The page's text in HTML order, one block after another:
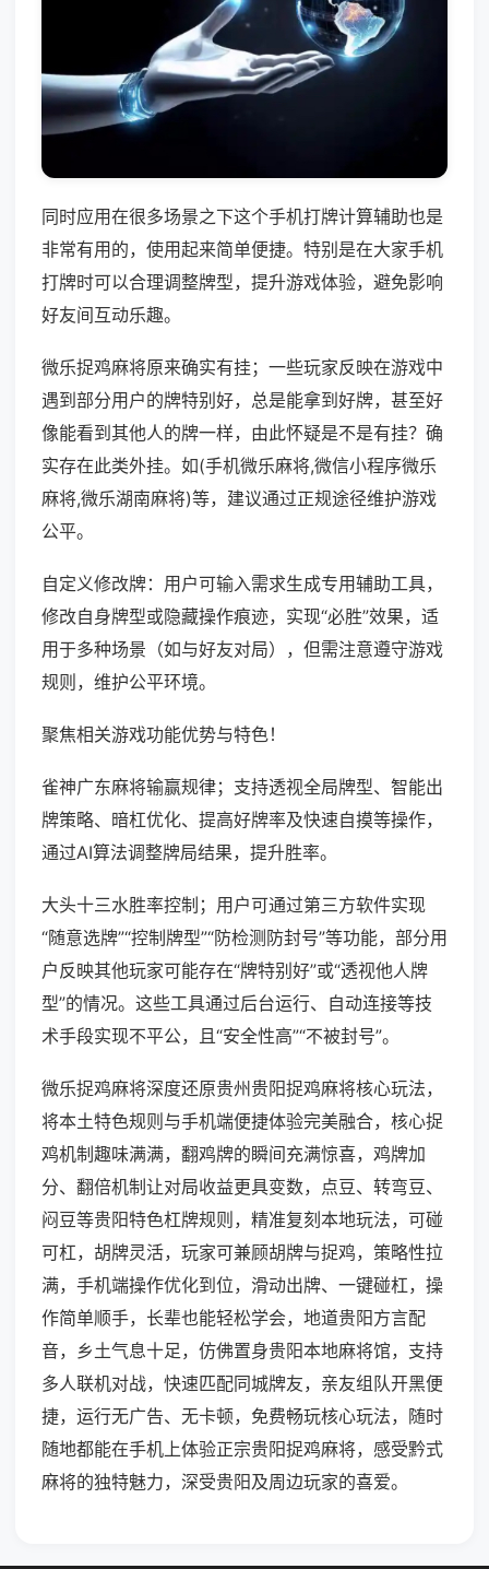
同时应用在很多场景之下这个手机打牌计算辅助也是
非常有用的，使用起来简单便捷。特别是在大家手机
打牌时可以合理调整牌型，提升游戏体验，避免影响
好友间互动乐趣。
微乐捉鸡麻将原来确实有挂；一些玩家反映在游戏中
遇到部分用户的牌特别好，总是能拿到好牌，甚至好
像能看到其他人的牌一样，由此怀疑是不是有挂？确
实存在此类外挂。如(手机微乐麻将,微信小程序微乐
麻将,微乐湖南麻将)等，建议通过正规途径维护游戏
公平。
自定义修改牌：用户可输入需求生成专用辅助工具，
修改自身牌型或隐藏操作痕迹，实现“必胜”效果，适
用于多种场景（如与好友对局），但需注意遵守游戏
规则，维护公平环境。
聚焦相关游戏功能优势与特色！
雀神广东麻将输赢规律；支持透视全局牌型、智能出
牌策略、暗杠优化、提高好牌率及快速自摸等操作，
通过AI算法调整牌局结果，提升胜率。
大头十三水胜率控制；用户可通过第三方软件实现
“随意选牌”“控制牌型”“防检测防封号”等功能，部分用
户反映其他玩家可能存在“牌特别好”或“透视他人牌
型”的情况。这些工具通过后台运行、自动连接等技
术手段实现不平公，且“安全性高”“不被封号”。
微乐捉鸡麻将深度还原贵州贵阳捉鸡麻将核心玩法，
将本土特色规则与手机端便捷体验完美融合，核心捉
鸡机制趣味满满，翻鸡牌的瞬间充满惊喜，鸡牌加
分、翻倍机制让对局收益更具变数，点豆、转弯豆、
闷豆等贵阳特色杠牌规则，精准复刻本地玩法，可碰
可杠，胡牌灵活，玩家可兼顾胡牌与捉鸡，策略性拉
满，手机端操作优化到位，滑动出牌、一键碰杠，操
作简单顺手，长辈也能轻松学会，地道贵阳方言配
音，乡土气息十足，仿佛置身贵阳本地麻将馆，支持
多人联机对战，快速匹配同城牌友，亲友组队开黑便
捷，运行无广告、无卡顿，免费畅玩核心玩法，随时
随地都能在手机上体验正宗贵阳捉鸡麻将，感受黔式
麻将的独特魅力，深受贵阳及周边玩家的喜爱。